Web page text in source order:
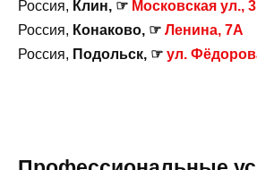
Россия, Клин, ☞ Московская ул.,
Россия, Конаково, ☞ Ленина, 7А
Россия, Подольск, ☞ ул.